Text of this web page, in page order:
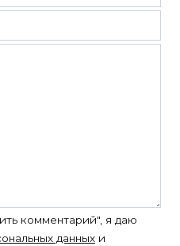
комментарий", я даю
данных и